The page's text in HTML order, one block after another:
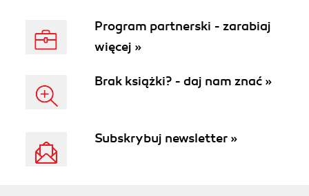
Program partnerski - zarabiaj
więcej »
Brak książki? - daj nam znać »
Subskrybuj newsletter »